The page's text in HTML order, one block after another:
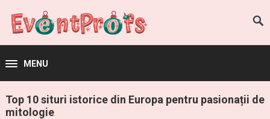
MENU
Top 10 situri istorice din Europa pentru pasionații de
mitologie